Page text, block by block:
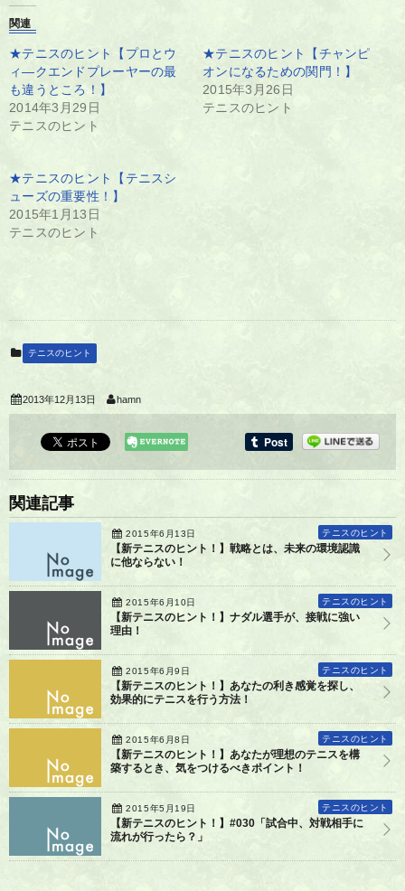
関連
★テニスのヒント【プロとウ
ィ―クエンドプレーヤーの最
も違うところ！】
2014年3月29日
テニスのヒント
★テニスのヒント【チャンピ
オンになるための関門！】
2015年3月26日
テニスのヒント
★テニスのヒント【テニスシ
ューズの重要性！】
2015年1月13日
テニスのヒント
テニスのヒント
2013年12月13日 hamn
関連記事
2015年6月13日 テニスのヒント
【新テニスのヒント！】戦略とは、未来の環境認識
に他ならない！
2015年6月10日 テニスのヒント
【新テニスのヒント！】ナダル選手が、接戦に強い
理由！
2015年6月9日 テニスのヒント
【新テニスのヒント！】あなたの利き感覚を探し、
効果的にテニスを行う方法！
2015年6月8日 テニスのヒント
【新テニスのヒント！】あなたが理想のテニスを構
築するとき、気をつけるべきポイント！
2015年5月19日 テニスのヒント
【新テニスのヒント！】#030「試合中、対戦相手に
流れが行ったら？」